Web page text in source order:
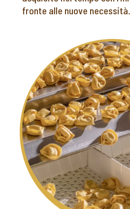
fronte alle nuove necessità.